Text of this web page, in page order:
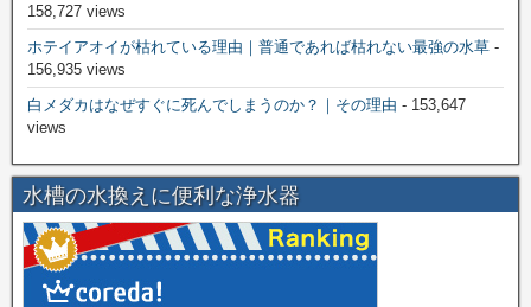
158,727 views
ホテイアオイが枯れている理由｜普通であれば枯れない最強の水草 -
156,935 views
白メダカはなぜすぐに死んでしまうのか？｜その理由 - 153,647
views
水槽の水換えに便利な浄水器